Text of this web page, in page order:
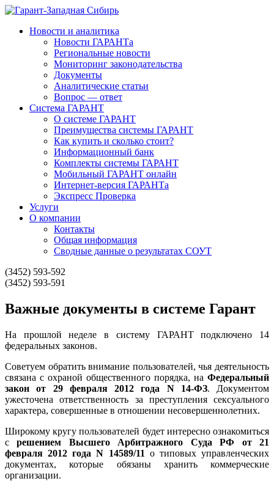
Новости и аналитика
Новости ГАРАНТа
Региональные новости
Мониторинг законодательства
Документы
Аналитические статьи
Вопрос — ответ
Система ГАРАНТ
О системе ГАРАНТ
Преимущества системы ГАРАНТ
Как купить и сколько стоит?
Информационный банк
Комплекты системы ГАРАНТ
Мобильный ГАРАНТ онлайн
Интернет-версия ГАРАНТа
Экспресс Проверка
Услуги
О компании
Контакты
Общая информация
Сводные данные о результатах СОУТ
(3452) 593-592
(3452) 593-591
Важные документы в системе Гарант
На прошлой неделе в систему ГАРАНТ подключено 14
федеральных законов.
Советуем обратить внимание пользователей, чья деятельность
связана с охраной общественного порядка, на Федеральный
закон от 29 февраля 2012 года N 14-ФЗ. Документом
ужесточена ответственность за преступления сексуального
характера, совершенные в отношении несовершеннолетних.
Широкому кругу пользователей будет интересно ознакомиться
срешением Высшего Арбитражного Суда РФ от 21
февраля 2012 года N 14589/11 о типовых управленческих
документах, которые обязаны хранить коммерческие
организации.